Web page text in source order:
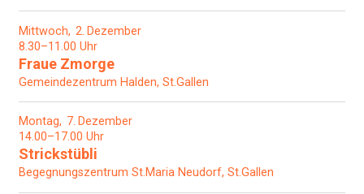
Mittwoch 2 Dezember
8.30–11.00 Uhr
Fraue Zmorge
Gemeindezentrum Halden, St.Gallen
Montag 7 Dezember
14.00–17.00 Uhr
Strickstübli
Begegnungszentrum St.Maria Neudorf, St.Gallen